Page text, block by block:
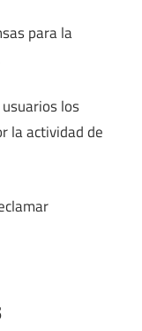
para la
los
la actividad de